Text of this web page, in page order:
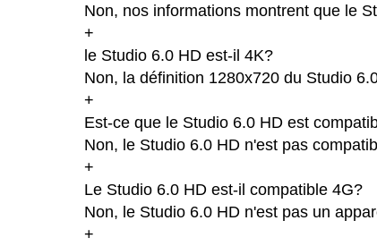
Non, nos informations montrent que le
+
le Studio 6.0 HD est-il 4K?
Non, la définition 1280x720 du Studio
+
Est-ce que le Studio 6.0 HD est
Non, le Studio 6.0 HD n'est pas
+
Le Studio 6.0 HD est-il compatible 4G?
Non, le Studio 6.0 HD n'est pas un
+